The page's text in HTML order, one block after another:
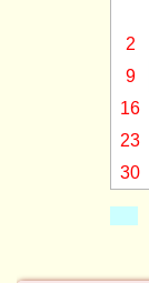
2
9
16
23
30